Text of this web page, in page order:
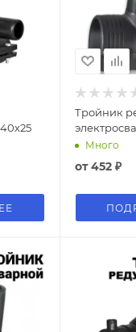
Тройник
Много
от452 ₽